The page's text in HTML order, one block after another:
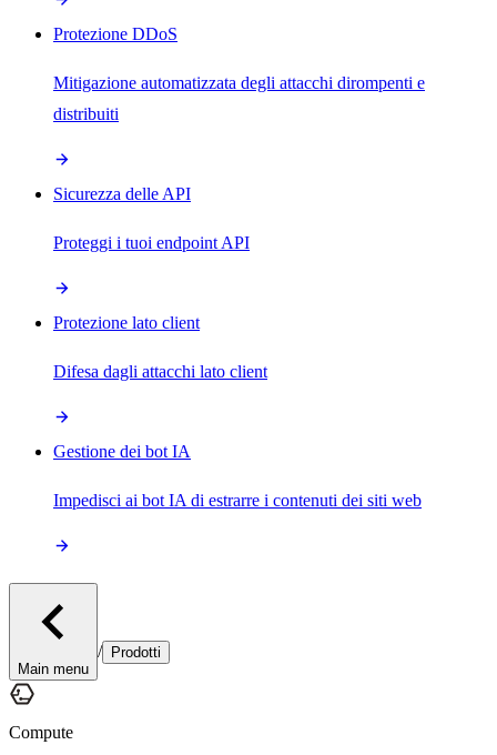
Protezione DDoS
Mitigazione automatizzata degli attacchi dirompenti e
distribuiti
Sicurezza delle API
Proteggi i tuoi endpoint API
Protezione lato client
Difesa dagli attacchi lato client
Gestione dei bot IA
Impedisci ai bot IA di estrarre i contenuti dei siti web
Main menu
/ Prodotti
Compute